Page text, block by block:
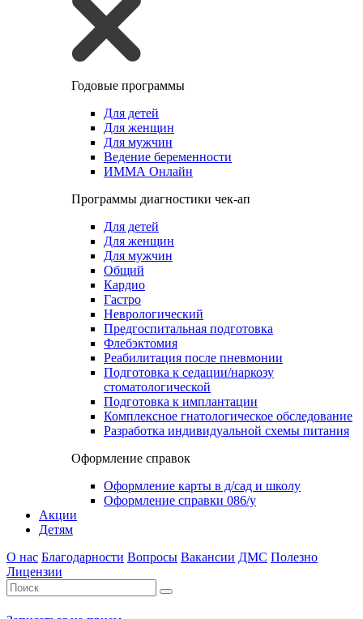
Годовые программы
Для детей
Для женщин
Для мужчин
Ведение беременности
ИММА Онлайн
Программы диагностики чек-ап
Для детей
Для женщин
Для мужчин
Общий
Кардио
Гастро
Неврологический
Предгоспитальная подготовка
Флебэктомия
Реабилитация после пневмонии
Подготовка к седации/наркозу
стоматологической
Подготовка к имплантации
Комплексное гнатологическое обследование
Разработка индивидуальной схемы питания
Оформление справок
Оформление карты в д/сад и школу
Оформление справки 086/у
Акции
Детям
О нас Благодарности Вопросы Вакансии ДМС Полезно
Лицензии